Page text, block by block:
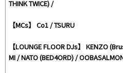
THINK TWICE) /
【MCs】 Co1 / TSURU
【LOUNGE FLOOR DJs】 KENZO
MI / NATO (BED4ORD) /